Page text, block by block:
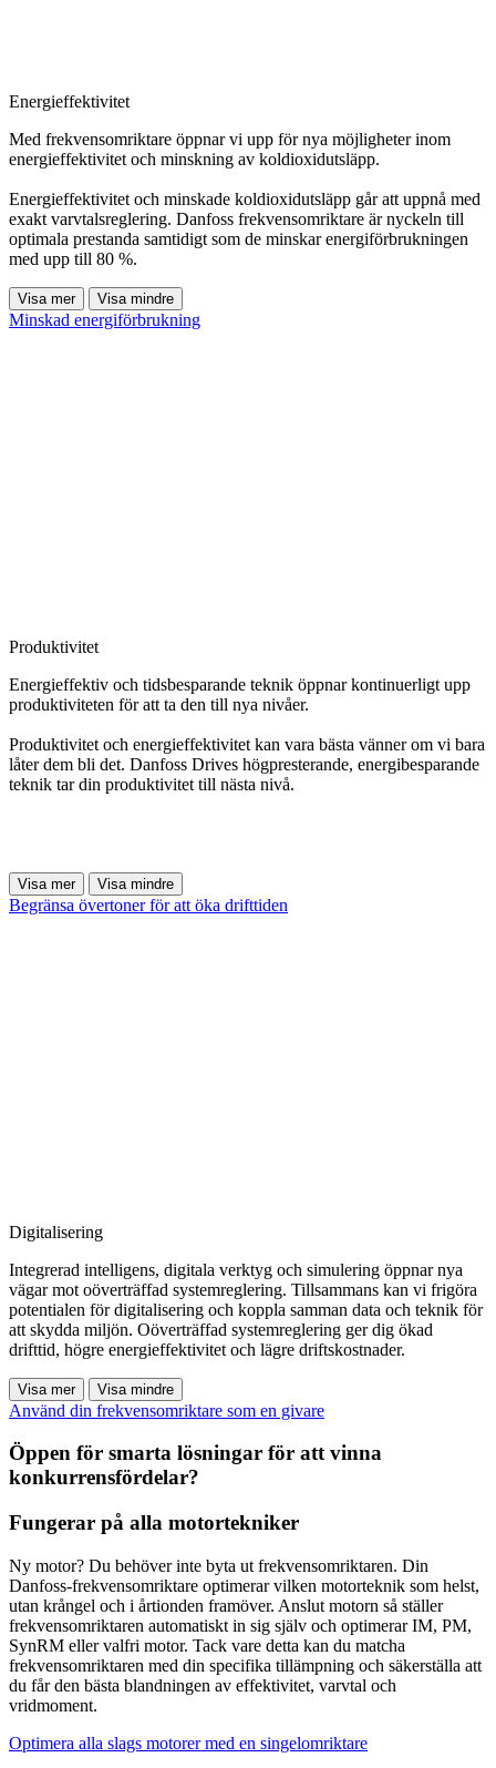
Energieffektivitet
Med frekvensomriktare öppnar vi upp för nya möjligheter inom
energieffektivitet och minskning av koldioxidutsläpp.
Energieffektivitet och minskade koldioxidutsläpp går att uppnå med
exakt varvtalsreglering. Danfoss frekvensomriktare är nyckeln till
optimala prestanda samtidigt som de minskar energiförbrukningen
med upp till 80 %.
Visa mer Visa mindre
Minskad energiförbrukning
Produktivitet
Energieffektiv och tidsbesparande teknik öppnar kontinuerligt upp
produktiviteten för att ta den till nya nivåer.
Produktivitet och energieffektivitet kan vara bästa vänner om vi bara
låter dem bli det. Danfoss Drives högpresterande, energibesparande
teknik tar din produktivitet till nästa nivå.
Visa mer Visa mindre
Begränsa övertoner för att öka drifttiden
Digitalisering
Integrerad intelligens, digitala verktyg och simulering öppnar nya
vägar mot oöverträffad systemreglering. Tillsammans kan vi frigöra
potentialen för digitalisering och koppla samman data och teknik för
att skydda miljön. Oöverträffad systemreglering ger dig ökad
drifttid, högre energieffektivitet och lägre driftskostnader.
Visa mer Visa mindre
Använd din frekvensomriktare som en givare
Öppen för smarta lösningar för att vinna
konkurrensfördelar?
Fungerar på alla motortekniker
Ny motor? Du behöver inte byta ut frekvensomriktaren. Din
Danfoss-frekvensomriktare optimerar vilken motorteknik som helst,
utan krångel och i årtionden framöver. Anslut motorn så ställer
frekvensomriktaren automatiskt in sig själv och optimerar IM, PM,
SynRM eller valfri motor. Tack vare detta kan du matcha
frekvensomriktaren med din specifika tillämpning och säkerställa att
du får den bästa blandningen av effektivitet, varvtal och
vridmoment.
Optimera alla slags motorer med en singelomriktare